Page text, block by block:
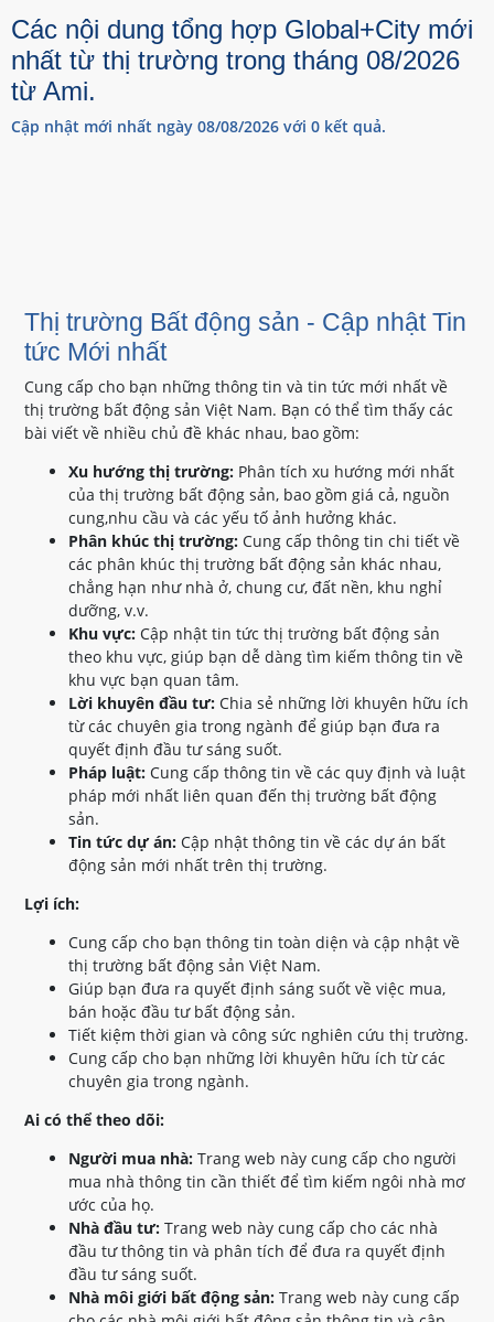
Các nội dung tổng hợp Global+City mới
nhất từ thị trường trong tháng 08/2026
từ Ami.
Cập nhật mới nhất ngày 08/08/2026 với 0 kết quả.
Thị trường Bất động sản - Cập nhật Tin
tức Mới nhất
Cung cấp cho bạn những thông tin và tin tức mới nhất về
thị trường bất động sản Việt Nam. Bạn có thể tìm thấy các
bài viết về nhiều chủ đề khác nhau, bao gồm:
Xu hướng thị trường: Phân tích xu hướng mới nhất
của thị trường bất động sản, bao gồm giá cả, nguồn
cung,nhu cầu và các yếu tố ảnh hưởng khác.
Phân khúc thị trường: Cung cấp thông tin chi tiết về
các phân khúc thị trường bất động sản khác nhau,
chẳng hạn như nhà ở, chung cư, đất nền, khu nghỉ
dưỡng, v.v.
Khu vực: Cập nhật tin tức thị trường bất động sản
theo khu vực, giúp bạn dễ dàng tìm kiếm thông tin về
khu vực bạn quan tâm.
Lời khuyên đầu tư: Chia sẻ những lời khuyên hữu ích
từ các chuyên gia trong ngành để giúp bạn đưa ra
quyết định đầu tư sáng suốt.
Pháp luật: Cung cấp thông tin về các quy định và luật
pháp mới nhất liên quan đến thị trường bất động
sản.
Tin tức dự án: Cập nhật thông tin về các dự án bất
động sản mới nhất trên thị trường.
Lợi ích:
Cung cấp cho bạn thông tin toàn diện và cập nhật về
thị trường bất động sản Việt Nam.
Giúp bạn đưa ra quyết định sáng suốt về việc mua,
bán hoặc đầu tư bất động sản.
Tiết kiệm thời gian và công sức nghiên cứu thị trường.
Cung cấp cho bạn những lời khuyên hữu ích từ các
chuyên gia trong ngành.
Ai có thể theo dõi:
Người mua nhà: Trang web này cung cấp cho người
mua nhà thông tin cần thiết để tìm kiếm ngôi nhà mơ
ước của họ.
Nhà đầu tư: Trang web này cung cấp cho các nhà
đầu tư thông tin và phân tích để đưa ra quyết định
đầu tư sáng suốt.
Nhà môi giới bất động sản: Trang web này cung cấp